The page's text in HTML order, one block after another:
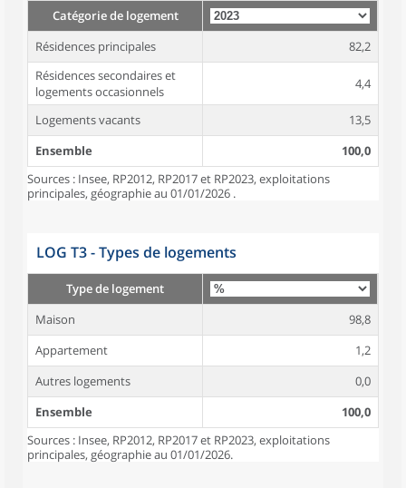
Catégorie de logement
Résidences principales
82,2
Résidences secondaires et
logements occasionnels
4,4
Logements vacants
13,5
Ensemble
100,0
Sources : Insee, RP2012, RP2017 et RP2023, exploitations
principales, géographie au 01/01/2026 .
LOG T3 - Types de logements
Type de logement
Maison
98,8
Appartement
1,2
Autres logements
0,0
Ensemble
100,0
Sources : Insee, RP2012, RP2017 et RP2023, exploitations
principales, géographie au 01/01/2026.